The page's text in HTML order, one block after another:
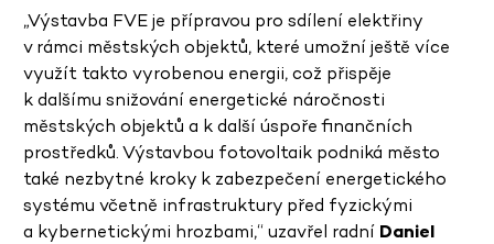
„Výstavba FVE je přípravou pro sdílení elektřiny
v rámci městských objektů, které umožní ještě více
využít takto vyrobenou energii, což přispěje
k dalšímu snižování energetické náročnosti
městských objektů a k další úspoře finančních
prostředků. Výstavbou fotovoltaik podniká město
také nezbytné kroky k zabezpečení energetického
systému včetně infrastruktury před fyzickými
a kybernetickými hrozbami,“ uzavřel radní Daniel